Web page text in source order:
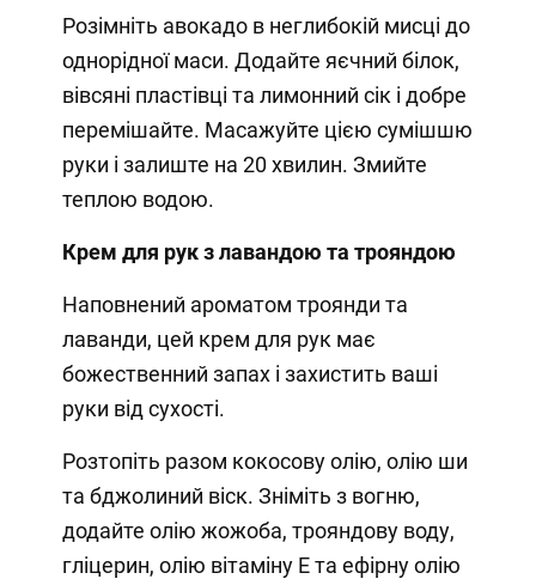
Розімніть авокадо в неглибокій мисці до
однорідної маси. Додайте яєчний білок,
вівсяні пластівці та лимонний сік і добре
перемішайте. Масажуйте цією сумішшю
руки і залиште на 20 хвилин. Змийте
теплою водою.
Крем для рук з лавандою та трояндою
Наповнений ароматом троянди та
лаванди, цей крем для рук має
божественний запах і захистить ваші
руки від сухості.
Розтопіть разом кокосову олію, олію ши
та бджолиний віск. Зніміть з вогню,
додайте олію жожоба, трояндову воду,
гліцерин, олію вітаміну Е та ефірну олію